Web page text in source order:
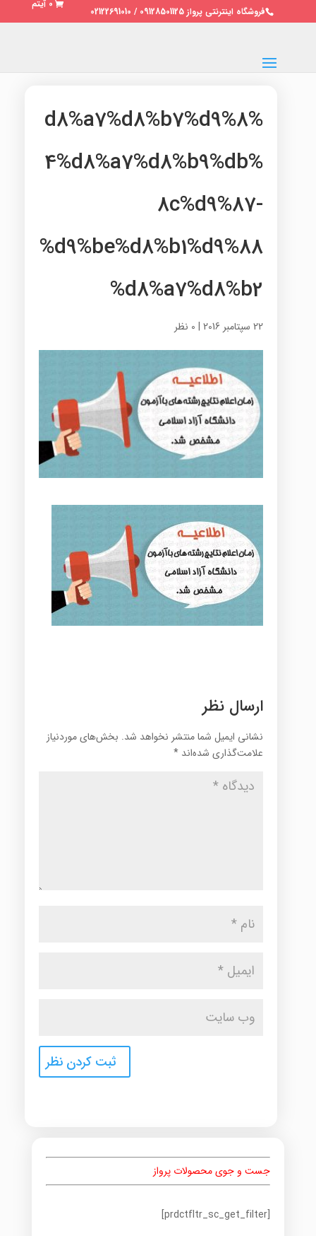
فروشگاه اینترنتی پرواز 09128501125 / 02122691010
0 آیتم
%d8%a7%d8%b7%d9%8
4%d8%a7%d8%b9%db%
8c%d9%87-
%d9%be%d8%b1%d9%88
%d8%a7%d8%b2
22 سپتامبر 2016 | 0 نظر
ارسال نظر
نشانی ایمیل شما منتشر نخواهد شد. بخش‌های موردنیاز
علامت‌گذاری شده‌اند *
جست و جوی محصولات پرواز
[prdctfltr_sc_get_filter]